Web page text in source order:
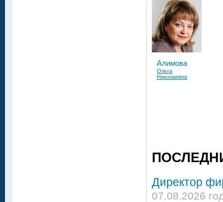
Алимова
Ольга
Николаевна
Директор
07.08.2026